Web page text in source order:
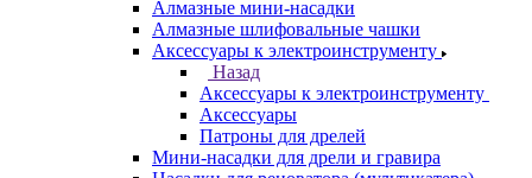
Алмазные мини-насадки
Алмазные шлифовальные чашки
Аксессуары к электроинструменту
Назад
Аксессуары к электроинструменту
Аксессуары
Патроны для дрелей
Мини-насадки для дрели и гравира